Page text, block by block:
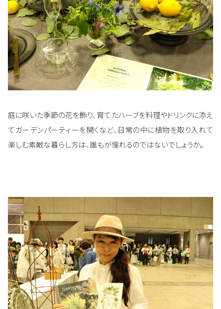
庭に咲いた季節の花を飾り、育てたハーブを料理やドリンクに添え
てガーデンパーティーを開くなど、日常の中に植物を取り入れて
楽しむ素敵な暮らし方は、誰もが憧れるのではないでしょうか。